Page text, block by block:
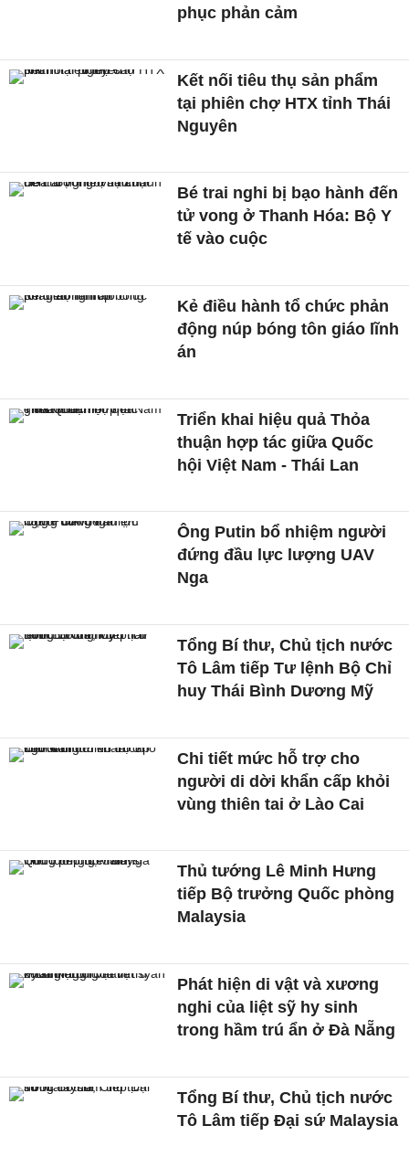
phục phản cảm
Kết nối tiêu thụ sản phẩm
tại phiên chợ HTX tỉnh Thái
Nguyên
Bé trai nghi bị bạo hành đến
tử vong ở Thanh Hóa: Bộ Y
tế vào cuộc
Kẻ điều hành tổ chức phản
động núp bóng tôn giáo lĩnh
án
Triển khai hiệu quả Thỏa
thuận hợp tác giữa Quốc
hội Việt Nam - Thái Lan
Ông Putin bổ nhiệm người
đứng đầu lực lượng UAV
Nga
Tổng Bí thư, Chủ tịch nước
Tô Lâm tiếp Tư lệnh Bộ Chỉ
huy Thái Bình Dương Mỹ
Chi tiết mức hỗ trợ cho
người di dời khẩn cấp khỏi
vùng thiên tai ở Lào Cai
Thủ tướng Lê Minh Hưng
tiếp Bộ trưởng Quốc phòng
Malaysia
Phát hiện di vật và xương
nghi của liệt sỹ hy sinh
trong hầm trú ẩn ở Đà Nẵng
Tổng Bí thư, Chủ tịch nước
Tô Lâm tiếp Đại sứ Malaysia